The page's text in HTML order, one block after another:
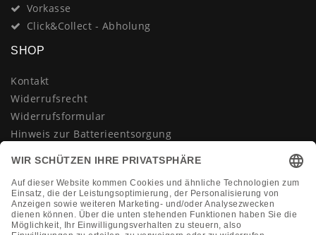
Vorkasse
Click&Collect - Abholung
SHOP
Kontakt
Widerrufsrecht
Widerrufsformular
Hinweis zur Batterieentsorgung
Datenschutzerklärung
Impressum
Vertrag widerrufen